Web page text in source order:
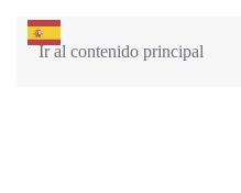
Ir al contenido principal